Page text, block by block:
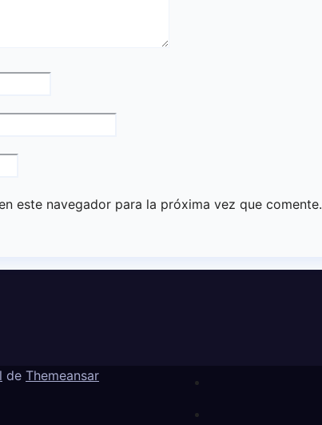
este navegador para la próxima vez que comente.
de Themeansar